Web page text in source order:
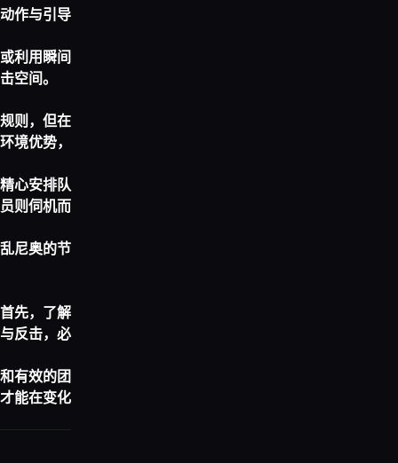
作与引导
利用瞬间
空间。
则，但在
境优势，
心安排队
则伺机而
尼奥的节
先，了解
反击，必
有效的团
能在变化